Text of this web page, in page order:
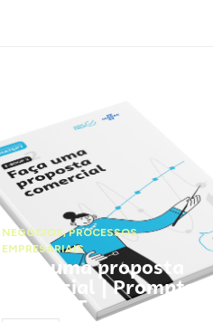
NEGÓCIOS,PROCESSOS
EMPRESARIAIS
Faça uma proposta
comercial | Prompts
ChatGPT